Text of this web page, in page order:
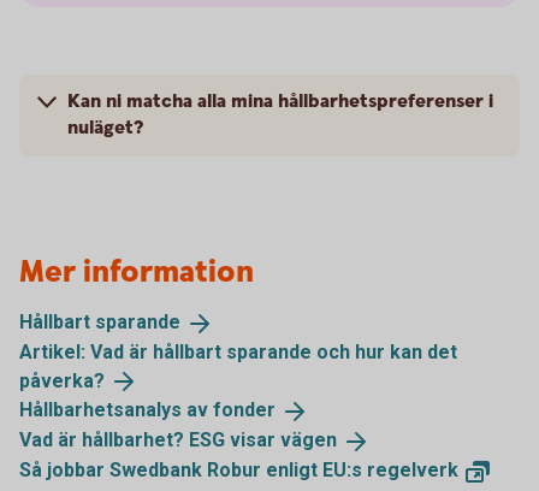
Kan ni matcha alla mina hållbarhetspreferenser i
nuläget?
Mer information
Hållbart sparande
Artikel: Vad är hållbart sparande och hur kan det
påverka?
Hållbarhetsanalys av fonder
Vad är hållbarhet? ESG visar vägen
Så jobbar Swedbank Robur enligt EU:s regelverk